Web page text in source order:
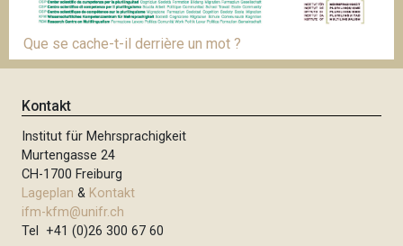
Que se cache-t-il derrière un mot ?
Kontakt
Institut für Mehrsprachigkeit
Murtengasse 24
CH-1700 Freiburg
Lageplan & Kontakt
ifm-kfm@unifr.ch
Tel +41 (0)26 300 67 60